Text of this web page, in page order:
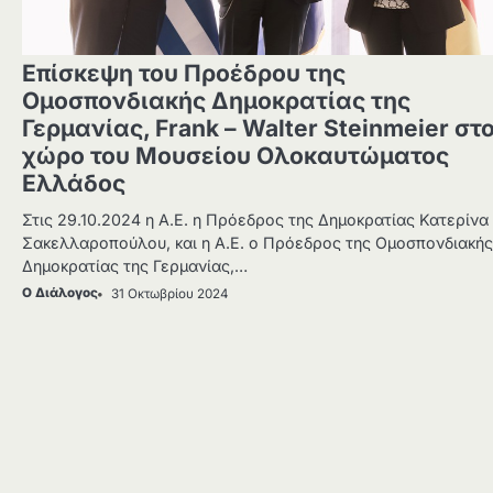
Επίσκεψη του Προέδρου της
Ομοσπονδιακής Δημοκρατίας της
Γερμανίας, Frank – Walter Steinmeier
χώρο του Μουσείου Ολοκαυτώματος
Ελλάδος
Στις 29.10.2024 η Α.Ε. η Πρόεδρος της Δημοκρατίας Κατερίνα
Σακελλαροπούλου, και η Α.Ε. ο Πρόεδρος της Ομοσπονδιακής
Δημοκρατίας της Γερμανίας,…
Ο Διάλογος 31 Οκτωβρίου 2024